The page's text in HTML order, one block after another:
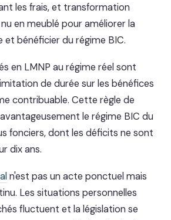
les frais, et transformation
en meublé pour améliorer la
bénéficier du régime BIC.
en LMNP au régime réel sont
de durée sur les bénéfices
contribuable. Cette règle de
le régime BIC du
fonciers, dont les déficits ne sont
dix ans.
n'est pas un acte ponctuel mais
Les situations personnelles
fluctuent et la législation se